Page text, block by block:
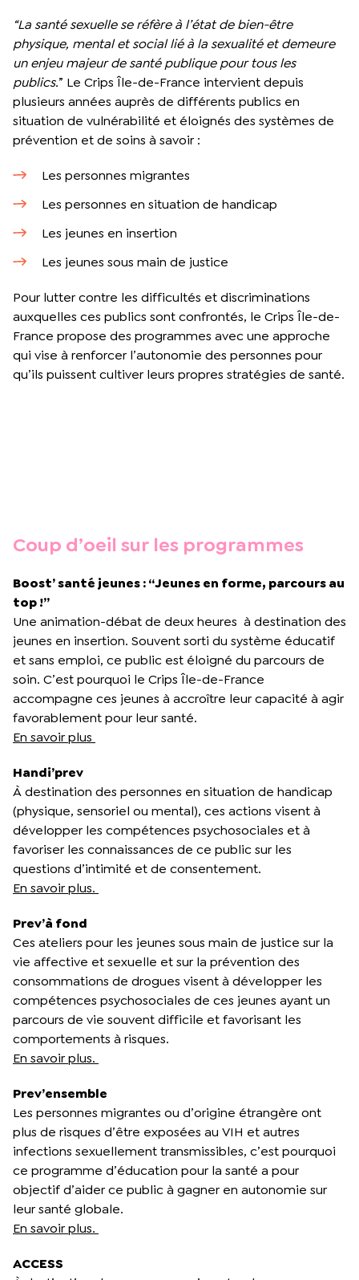
“La santé sexuelle se réfère à l’état de bien-être
physique, mental et social lié à la sexualité et demeure
un enjeu majeur de santé publique pour tous les
publics.” Le Crips Île-de-France intervient depuis
plusieurs années auprès de différents publics en
situation de vulnérabilité et éloignés des systèmes de
prévention et de soins à savoir :
Les personnes migrantes
Les personnes en situation de handicap
Les jeunes en insertion
Les jeunes sous main de justice
Pour lutter contre les difficultés et discriminations
auxquelles ces publics sont confrontés, le Crips Île-de-
France propose des programmes avec une approche
qui vise à renforcer l’autonomie des personnes pour
qu’ils puissent cultiver leurs propres stratégies de santé.
Coup d’oeil sur les programmes
Boost’ santé jeunes : “Jeunes en forme, parcours au
top !”
Une animation-débat de deux heures à destination des
jeunes en insertion. Souvent sorti du système éducatif
et sans emploi, ce public est éloigné du parcours de
soin. C’est pourquoi le Crips Île-de-France
accompagne ces jeunes à accroître leur capacité à agir
favorablement pour leur santé.
En savoir plus
Handi’prev
À destination des personnes en situation de handicap
(physique, sensoriel ou mental), ces actions visent à
développer les compétences psychosociales et à
favoriser les connaissances de ce public sur les
questions d’intimité et de consentement.
En savoir plus.
Prev’à fond
Ces ateliers pour les jeunes sous main de justice sur la
vie affective et sexuelle et sur la prévention des
consommations de drogues visent à développer les
compétences psychosociales de ces jeunes ayant un
parcours de vie souvent difficile et favorisant les
comportements à risques.
En savoir plus.
Prev’ensemble
Les personnes migrantes ou d’origine étrangère ont
plus de risques d’être exposées au VIH et autres
infections sexuellement transmissibles, c’est pourquoi
ce programme d’éducation pour la santé a pour
objectif d’aider ce public à gagner en autonomie sur
leur santé globale.
En savoir plus.
ACCESS